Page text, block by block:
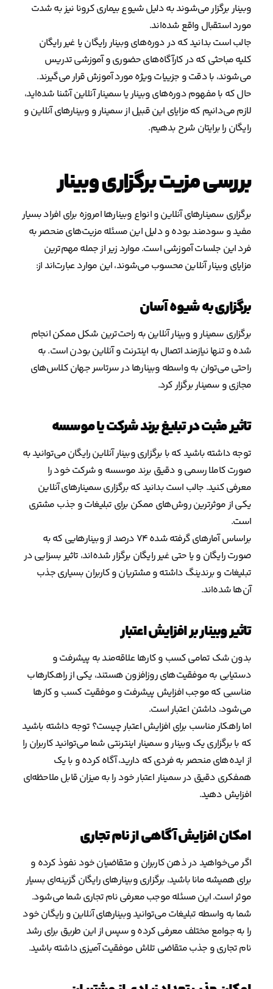
وبینار برگزار می‌شوند به دلیل شیوع بیماری کرونا نیز به شدت
مورد استقبال واقع شده‌اند.
جالب است بدانید که در دوره‌های وبینار رایگان یا غیر رایگان
کلیه مباحثی که در کارآگاه‌های حضوری و آموزشی تدریس
می‌شوند، با دقت و جزییات ویژه مورد آموزش قرار می‌گیرند.
حال که با مفهوم دوره‌های وبینار یا سمینار آنلاین آشنا شده‌اید،
لازم می‌دانیم که مزایای این قبیل از سمینار و وبینارهای آنلاین و
رایگان را برایتان شرح بدهیم.
بررسی مزیت برگزاری وبینار
برگزاری سمینارهای آنلاین و انواع وبینارها امروزه برای افراد بسیار
مفید و سودمند بوده و دلیل این مسئله مزیت‌های منحصر به
فرد این جلسات آموزشی است. موارد زیر از جمله مهم‌ترین
مزایای وبینار آنلاین محسوب می‌شوند، این موارد عبارت‌اند از:
برگزاری به شیوه آسان
برگزاری سمینار و وبینار آنلاین به راحت‌ترین شکل ممکن انجام
شده و تنها نیازمند اتصال به اینترنت و آنلاین بودن است. به
راحتی می‌توان به واسطه وبینارها در سرتاسر جهان کلاس‌های
مجازی و سمینار برگزار کرد.
تاثیر مثبت در تبلیغ برند شرکت یا موسسه
توجه داشته باشید که با برگزاری وبینار آنلاین رایگان می‌توانید به
صورت کاملا رسمی و دقیق برند موسسه و شرکت خود را
معرفی کنید. جالب است بدانید که برگزاری سمینارهای آنلاین
یکی از موثرترین روش‌های ممکن برای تبلیغات و جذب مشتری
است.
براساس آمارهای گرفته شده ۷۴ درصد از وبینارهایی که به
صورت رایگان و یا حتی غیر رایگان برگزار شده‌اند، تاثیر بسزایی در
تبلیغات و برندینگ داشته و مشتریان و کاربران بسیاری جذب
آن‌ها شده‌اند.
تاثیر وبینار بر افزایش اعتبار
بدون شک تمامی کسب و کارها علاقه‌مند به پیشرفت و
دستیابی به موفقیت‌های روزافزون هستند، یکی از راهکارهاب
مناسبی که موجب افزایش پیشرفت و موفقیت کسب و کارها
می‌شود، داشتن اعتبار است.
اما راهکار مناسب برای افزایش اعتبار چیست؟ توجه داشته باشید
که با برگزاری یک وبینار و سمینار اینترنتی شما می‌توانید کاربران را
از ایده‌های منحصر به فردی که دارید، آگاه کرده و با یک
همفکری دقیق در سمینار اعتبار خود را به میزان قابل ملاحظه‌ای
افزایش دهید.
امکان افزایش آگاهی از نام تجاری
اگر می‌خواهید در ذهن کاربران و متقاضیان خود نفوذ کرده و
برای همیشه مانا باشید، برگزاری وبینارهای رایگان گزینه‌ای بسیار
موثر است. این مسئله موجب معرفی نام تجاری شما می‌شود.
شما به واسطه تبلیغات می‌توانید وبینارهای آنلاین و رایگان خود
را به جوامع مختلف معرفی کرده و سپس از این طریق برای رشد
نام تجاری و جذب متقاضی تلاش موفقیت آمیزی داشته باشید.